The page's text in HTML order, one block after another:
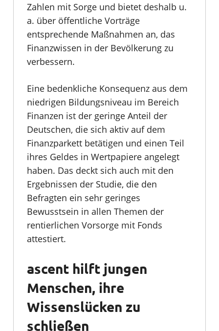
Zahlen mit Sorge und bietet deshalb u.
a. über öffentliche Vorträge
entsprechende Maßnahmen an, das
Finanzwissen in der Bevölkerung zu
verbessern.
Eine bedenkliche Konsequenz aus dem
niedrigen Bildungsniveau im Bereich
Finanzen ist der geringe Anteil der
Deutschen, die sich aktiv auf dem
Finanzparkett betätigen und einen Teil
ihres Geldes in Wertpapiere angelegt
haben. Das deckt sich auch mit den
Ergebnissen der Studie, die den
Befragten ein sehr geringes
Bewusstsein in allen Themen der
rentierlichen Vorsorge mit Fonds
attestiert.
ascent hilft jungen
Menschen, ihre
Wissenslücken zu
schließen